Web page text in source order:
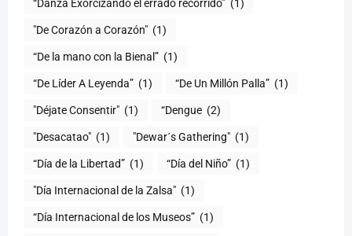
“Danza Exorcizando el errado recorrido” (1)
"De Corazón a Corazón" (1)
(1)
“De Líder A Leyenda” (1) “De Un Millón Palla” (1)
"Déjate Consentir" (1) “Dengue (2)
"Desacatao" (1) "Dewar´s Gathering" (1)
(1) “Día del Niño” (1)
"Día Internacional de la Zalsa" (1)
“Día Internacional de los Museos” (1)